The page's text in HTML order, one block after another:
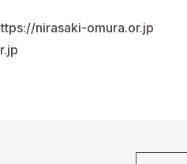
nirasaki-omura.or.jp